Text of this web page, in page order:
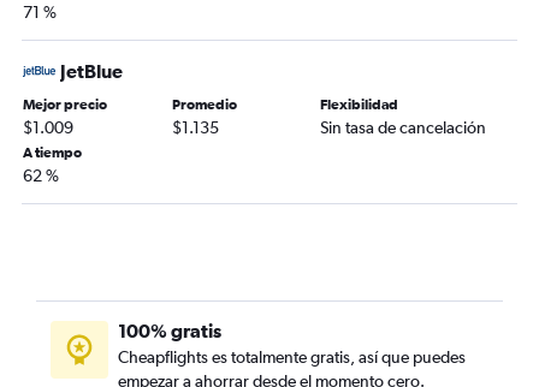
71 %
JetBlue
Mejor precio
$1.009
Promedio
$1.135
Flexibilidad
Sin tasa de cancelación
A tiempo
62 %
100% gratis
Cheapflights es totalmente gratis, así que puedes
empezar a ahorrar desde el momento cero.